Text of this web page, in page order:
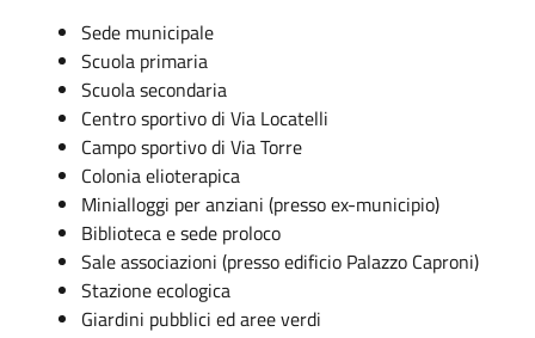
Sede municipale
Scuola primaria
Scuola secondaria
Centro sportivo di Via Locatelli
Campo sportivo di Via Torre
Colonia elioterapica
Minialloggi per anziani (presso ex-municipio)
Biblioteca e sede proloco
Sale associazioni (presso edificio Palazzo Caproni)
Stazione ecologica
Giardini pubblici ed aree verdi